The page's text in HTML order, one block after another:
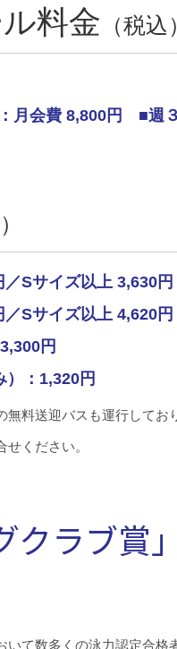
料金 （税込）
月会費 8,800‬円 ■週
Sサイズ以上 3,630円
Sサイズ以上 4,620円
円
）：1,320円
料送迎バスも運行してお
ください。
クラブ賞
て数多くの泳力認定合格